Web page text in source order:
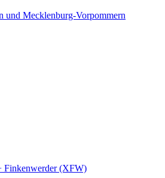
und Mecklenburg-Vorpommern
Finkenwerder (XFW)